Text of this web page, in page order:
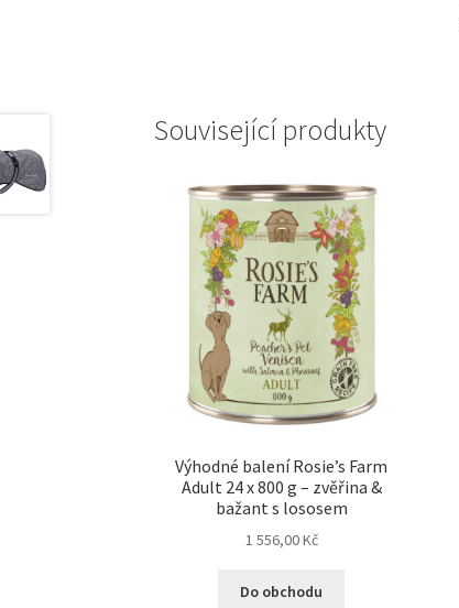
Související produkty
Výhodné balení Rosie’s Farm
Adult 24 x 800 g – zvěřina &
bažant s lososem
1 556,00Kč
Do obchodu